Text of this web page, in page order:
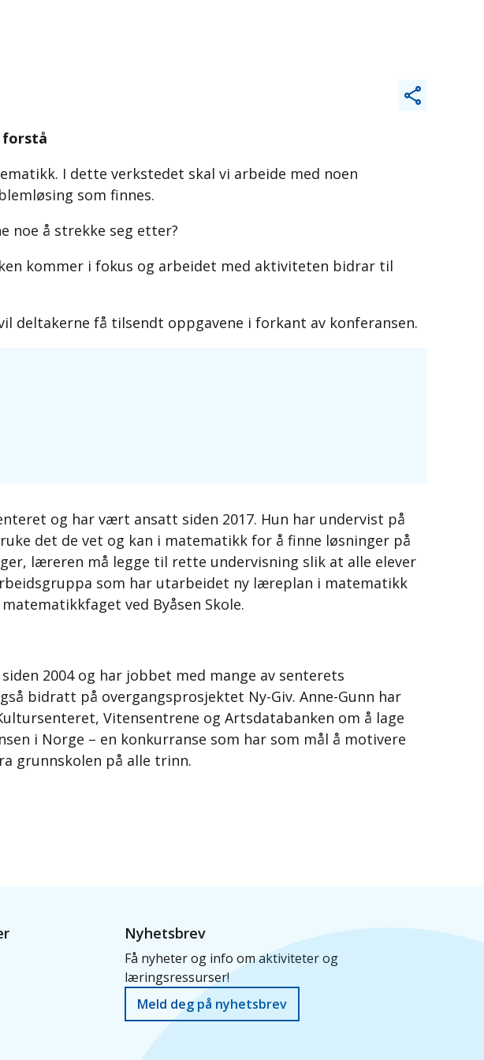
forstå
I dette verkstedet skal vi arbeide med noen
som finnes.
noe å strekke seg etter?
kommer i fokus og arbeidet med aktiviteten bidrar til
deltakerne få tilsendt oppgavene i forkant av konferansen.
og har vært ansatt siden 2017. Hun har undervist på
det de vet og kan i matematikk for å finne løsninger på
læreren må legge til rette undervisning slik at alle elever
som har utarbeidet ny læreplan i matematikk
ved Byåsen Skole.
2004 og har jobbet med mange av senterets
bidratt på overgangsprosjektet Ny-Giv. Anne-Gunn har
Vitensentrene og Artsdatabanken om å lage
i Norge – en konkurranse som har som mål å motivere
grunnskolen på alle trinn.
Nyhetsbrev
Få nyheter og info om aktiviteter og
læringsressurser!
Meld deg på nyhetsbrev